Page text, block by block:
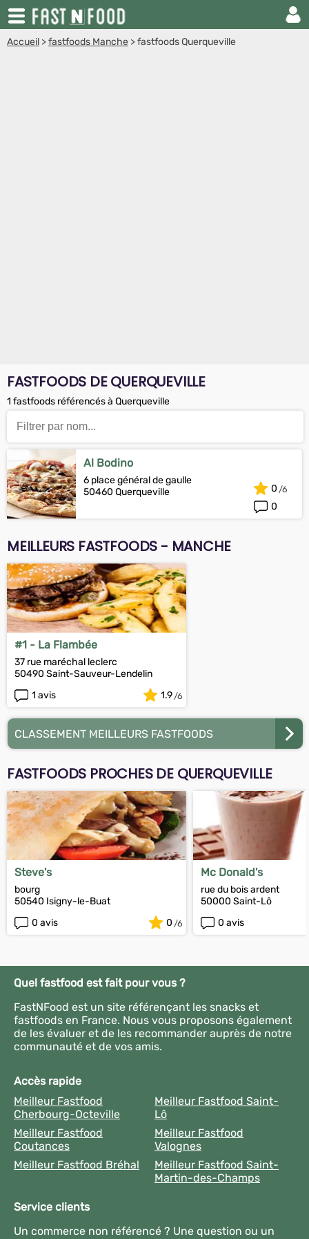
Accueil >fastfoods Manche >fastfoods Querqueville
FASTFOODS DE QUERQUEVILLE
1 fastfoods référencés à Querqueville
Al Bodino
6 place général de gaulle
50460 Querqueville
0
0
MEILLEURS FASTFOODS - MANCHE
#1 - La Flambée
37 rue maréchal leclerc
50490 Saint-Sauveur-Lendelin
1 avis
1.9
CLASSEMENT MEILLEURS FASTFOODS
FASTFOODS PROCHES DE QUERQUEVILLE
Steve's
bourg
50540 Isigny-le-Buat
0 avis
0
Mc Donald's
rue du bois ardent
50000 Saint-Lô
0 avis
Quel fastfood est fait pour vous ?
FastNFood est un site référençant les snacks et
fastfoods en France. Nous vous proposons également
de les évaluer et de les recommander auprès de notre
communauté et de vos amis.
Accès rapide
Meilleur Fastfood
Cherbourg-Octeville
Meilleur Fastfood Saint-
Lô
Meilleur Fastfood
Coutances
Meilleur Fastfood
Valognes
Meilleur Fastfood Bréhal
Meilleur Fastfood Saint-
Martin-des-Champs
Service clients
Un commerce non référencé ? Une question ou un